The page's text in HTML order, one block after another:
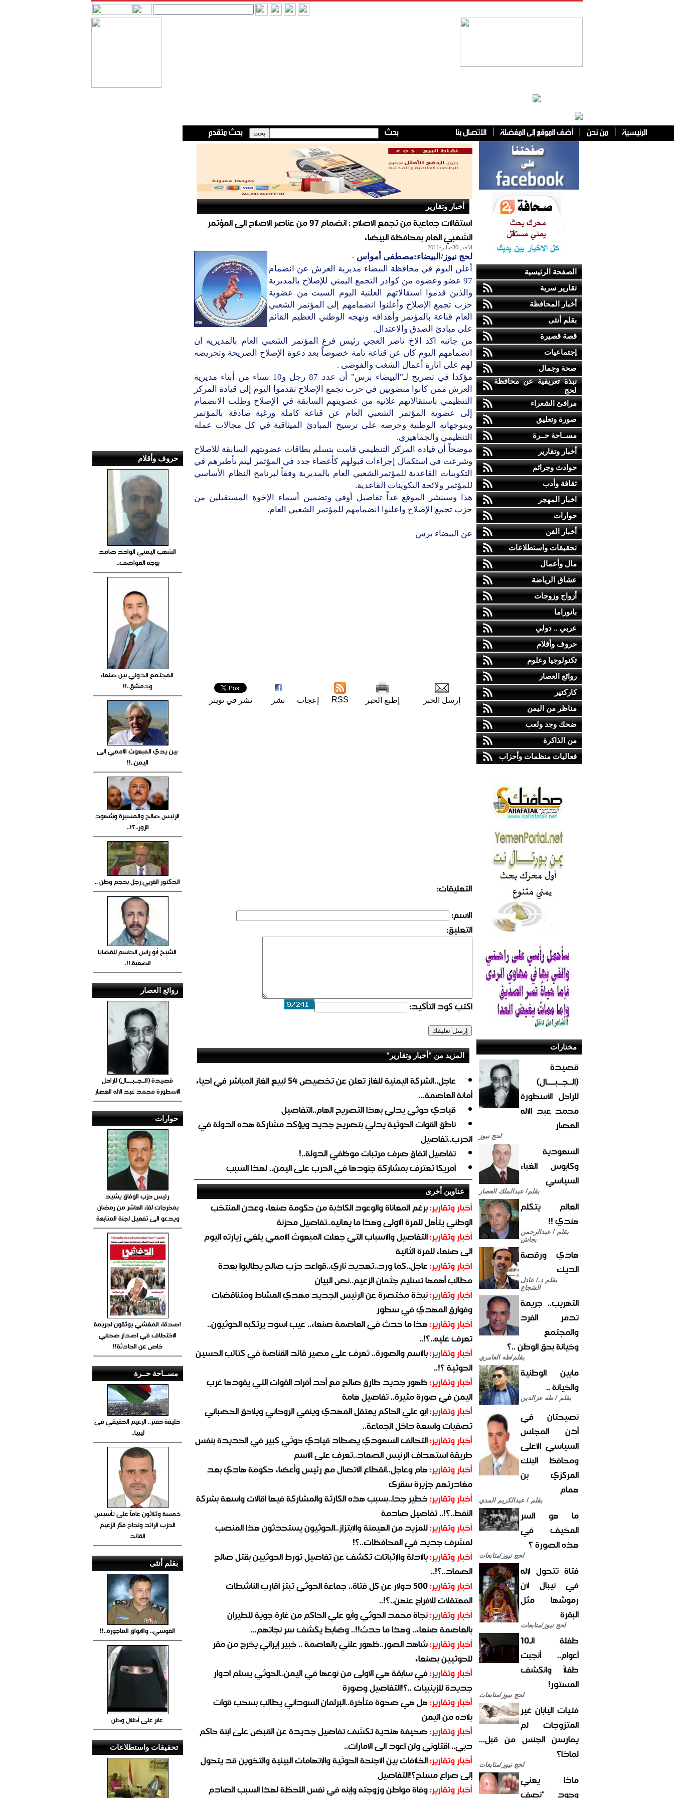
الصفحة الرئيسية
تقارير سرية
أخبار المحافظة
بقلم أنثى
قصة قصيرة
إجتماعيات
صحة وجمال
نبذة تعريفية عن محافظة
لحج
مرافئ الشعراء
صورة وتعليق
مســاحة حــرة
أخبار وتقارير
حوادث وجرائم
ثقافة وأدب
اخبار المهجر
حوارات
أخبار الفن
تحقيقات واستطلاعات
مال وأعمال
عشاق الرياضة
أزواج وزوجات
بانوراما
عربي .. دولي
حروف وأقلام
تكنولوجيا وعلوم
روائع العصار
كاركتير
مناظر من اليمن
ضحك وجد ولعب
من الذاكرة
فعاليات منظمات وأحزاب
مختارات
قصيدة
(الــجــبــــال)
للراحل الأسطورة
محمد عبد الاله
العصار
لحج نيوز
السعودية
وكابوس الغباء
السياسي
بقلم/ عبدالملك العصار
العالم يتكلم
هندي !!
بقلم / عبدالرحمن
بجاش
هادي ورقصة
الديك
بقلم د./ عادل
الشجاع
التهريب.. جريمة
تدمر الفرد
والمجتمع
وخيانة بحق الوطن ..؟
بقلم/طه العامري
مابين الوطنية
والخيانة ..
بقلم / طه عزالدين
نصيحتان في
أذن المجلس
السياسي الأعلى
ومحافظ البنك
المركزي بن
همام
بقلم / عبدالكريم المدي
ما هو السر
المخيف في
هذه الصورة ؟
لحج نيوز/متابعات
فتاة تتحول لإله
في نيبال لأن
رموشها مثل
البقرة
لحج نيوز/متابعات
طفلة الـ10
أعوام.. أنجبت
طفلاً وانكشف
المستور!
لحج نيوز/متابعات
فتيات اليابان غير
المتزوجات لم
يمارسن الجنس من قبل...
لماذا؟
لحج نيوز/متابعات
ماذا يعني
وجود "نصف
أخبار وتقارير
استقالات جماعية من تجمع الاصلاح : انضمام 97 من عناصر الإصلاح الى المؤتمر
الشعبي العام بمحافظة البيضاء
الأحد, 30-يناير-2011
لحج نيوز/البيضاء:مصطفى أمواس -
أعلن اليوم في محافظة البيضاء مديرية العرش عن انضمام
97 عضو وعضوه من كوادر التجمع اليمني للإصلاح بالمديرية
والذين قدموا استقالاتهم العلنية اليوم السبت من عضوية
حزب تجمع الإصلاح وأعلنوا انضمامهم إلى المؤتمر الشعبي
العام قناعة بالمؤتمر وأهدافه ونهجه الوطني العظيم القائم
على مبادئ الصدق والاعتدال.
من جانبه اكد الاخ ناصر العجي رئيس فرع المؤتمر الشعبي العام بالمديرية ان
انضمامهم اليوم كان عن قناعة تامة خصوصاُ بعد دعوة الإصلاح الصريحة وتحريضه
لهم على اثارة أعمال الشغب والفوضى .
مؤكدا في تصريح لـ"البيضاء برس" أن عدد 87 رجل و10 نساء من أبناء مديرية
العرش ممن كانوا منضويين في حزب تجمع الإصلاح تقدموا اليوم إلى قيادة المركز
التنظيمي باستقالاتهم علانية من عضويتهم السابقة في الإصلاح وطلب الانضمام
إلى عضوية المؤتمر الشعبي العام عن قناعة كاملة ورغبة صادقة بالمؤتمر
وبتوجهاته الوطنية وحرصه على ترسيخ المبادئ الميثاقية في كل مجالات عمله
التنظيمي والجماهيري.
موضحاً أن قيادة المركز التنظيمي قامت بتسلم بطاقات عضويتهم السابقة للاصلاح
وشرعت في استكمال إجراءات قبولهم كأعضاء جدد في المؤتمر ليتم تأطيرهم في
التكوينات القاعدية للمؤتمرالشعبي العام بالمديرية وفقاً لبرنامج النظام الأساسي
للمؤتمر ولائحة التكوينات القاعدية.
هذا وسينشر الموقع غداً تفاصيل أوفى وتضمين أسماء الإخوة المستقيلين من
حزب تجمع الإصلاح واعلنوا انضمامهم للمؤتمر الشعبي العام.
عن البيضاء برس
إرسل الخبر إطبع الخبر RSS إعجاب نشر نشر في تويتر
التعليقات:
الاسم:
التعليق:
اكتب كود التأكيد:
المزيد من "أخبار وتقارير"
عاجل..الشركة اليمنية للغاز تعلن عن تخصيص 54 لبيع الغاز المباشر في احياء
أمانة العاصمة...
قيادي حوثي يدلي بهذا التصريح الهام..التفاصيل
ناطق القوات الحوثية يدلي بتصريح جديد ويؤكد مشاركة هذه الدولة في
الحرب..تفاصيل
تفاصيل اتفاق صرف مرتبات موظفي الدولة..!
أمريكا تعترف بمشاركة جنودها في الحرب على اليمن.. لهذا السبب
عناوين أخرى
أخبار وتقارير:برغم المعاناة والوعود الكاذبة من حكومة صنعاء وعدن المنتخب
الوطني يتأهل للمرة الاولى وهذا ما يعانيه..تفاصيل محزنة
أخبار وتقارير:التفاصيل والاسباب التي جعلت المبعوث الأممي يلغي زيارته اليوم
الى صنعاء للمرة الثانية
أخبار وتقارير:عاجل..كما ورد..تهديد ناري..قواعد حزب صالح يطالبوا بعدة
مطالب أهمها تسليم جثمان الزعيم..نص البيان
أخبار وتقارير:نبذة مختصرة عن الرئيس الجديد مهدي المشاط ومتناقضات
وفوارق المهدي في سطور
أخبار وتقارير:هذا ما حدث في العاصمة صنعاء.. عيب اسود يرتكبه الحوثيون..
تعرف عليه..؟!..
أخبار وتقارير:بالاسم والصورة.. تعرف على مصير قائد القناصة في كتائب الحسين
الحوثية ؟!..
أخبار وتقارير:ظهور جديد طارق صالح مع أحد أفراد القوات التي يقودها غرب
اليمن في صورة مثيرة.. تفاصيل هامة
أخبار وتقارير:ابو علي الحاكم يعتقل المهدي وينفي الروحاني ويلاحق الحصباني
تصفيات واسعة داخل الجماعة..
أخبار وتقارير:التحالف السعودي يصطاد قيادي حوثي كبير في الحديدة بنفس
طريقة استهداف الرئيس الصماد..تعرف على الاسم
أخبار وتقارير:هام وعاجل..انقطاع الاتصال مع رئيس وأعضاء حكومة هادي بعد
مغادرتهم جزيرة سقرى
أخبار وتقارير:خطير جدا..بسبب هذه الكارثة والمشاركة فيها اقالات واسعة بشركة
النفط..؟!.. تفاصيل صادمة
أخبار وتقارير:للمزيد من الهيمنة والابتزاز..الحوثيون يستحدثون هذا المنصب
لمشرف جديد في المحافظات..؟!
أخبار وتقارير:بالادلة والإثباتات تكشف عن تفاصيل تورط الحوثيين بقتل صالح
الصماد..؟!..
أخبار وتقارير:
500 دولار عن كل فتاة.. جماعة الحوثي تبتز أقارب الناشطات
المعتقلات للافراج عنهن..؟!..
أخبار وتقارير:نجاة محمد الحوثي وأبو علي الحاكم من غارة جوية للطيران
بالعاصمة صنعاء.. وهذا ما حدث!!.. وضابط يكشف سر نجاتهم...
أخبار وتقارير:شاهد الصور..ظهور علني بالعاصمة .. خبير إيراني يخرج من مقر
للحوثيين بصنعاء
أخبار وتقارير:في سابقة هي الاولى من نوعها في اليمن..الحوثي يسلم ادوار
جديدة للزينبيات ..؟!التفاصيل وصورة
أخبار وتقارير:هل هي صحوة متأخرة..البرلمان السوداني يطالب بسحب قوات
بلاده من اليمن
أخبار وتقارير:صحيفة هندية تكشف تفاصيل جديدة عن القبض على ابنة حاكم
دبي.. اقتلوني ولن اعود الى الامارات..
أخبار وتقارير:الخلافات بين الأجنحة الحوثية والإتهامات البينية والتخوين قد يتحول
إلى صراع مسلح؟!التفاصيل
أخبار وتقارير:وفاة مواطن وزوجته وإبنه في نفس اللحظة لهذا السبب الصادم
حروف وأقلام
الشعب اليمني الواحد صامد
بوجه العواصف..
المجتمع الدولي بين صنعاء
ودمشق..!!
بين يدي المبعوث الأممي الى
اليمن..!!
الرئيس صالح والمسيرة وشهود
الزور..؟!..
الدكتور القربي رجل بحجم وطن ..
الشيخ أبو راس الحاسم للقضايا
الصعبة.!!.
روائع العصار
قصيدة (الــجــبــــال) للراحل
الأسطورة محمد عبد الاله العصار
حوارات
رئيس حزب الوفاق يشيد
بمخرجات لقاء العاشر من رمضان
ويدعو الى تفعيل لجنة المتابعة
اصدقاء المغشي يوثقون لجريمة
الاختطاف في اصدار صحفي
خاص عن الحادثة!!
مســاحة حــرة
خليفة حفتر.. الزعيم الحقيقي في
ليبيا..
خمسة وثلاثون عاماً على تأسيس
الحزب الرائد ونجاح فكر الزعيم
القائد
بقلم أنثى
القوسي.. والابواق الماجورة..!!
عابر على أطلال وطن
تحقيقات واستطلاعات